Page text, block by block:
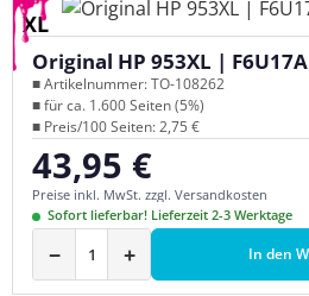
XL
Original HP 953XL |
■ Artikelnummer: TO-108262
■ für ca. 1.600 Seiten (5%)
■ Preis/100 Seiten: 2,75 €
Regulärer Preis:
43,95 €
Preise inkl. MwSt. zzgl. Versandkosten
Sofort lieferbar! Lieferzeit 2-3 Werktage
− + In den